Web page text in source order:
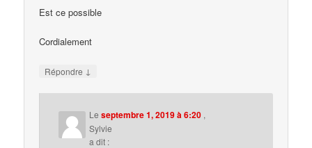
Est ce possible
Cordialement
Répondre ↓
Leseptembre 1, 2019 à 6:20 ,
Sylvie
a dit :